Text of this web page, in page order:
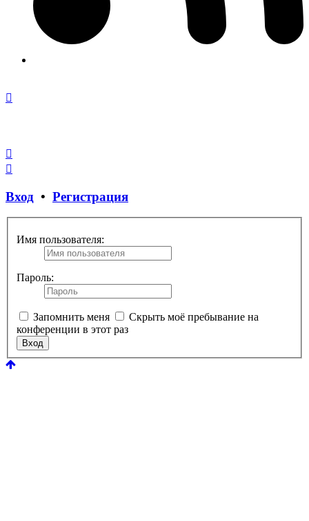
Вход • Регистрация
Имя пользователя:
Пароль:
Запомнить меня
Скрыть моё пребывание на
конференции в этот раз